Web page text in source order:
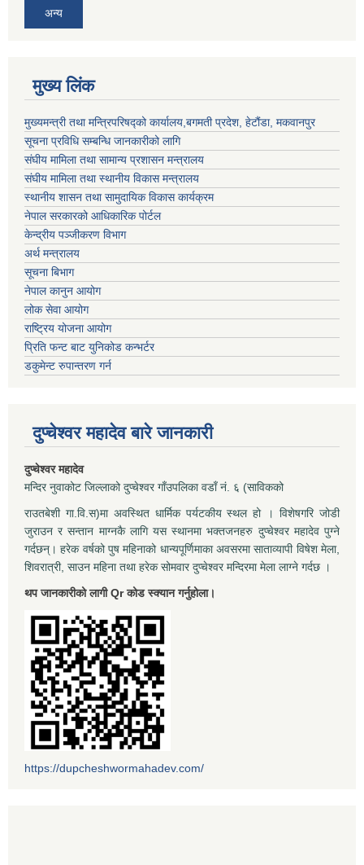
अन्य
मुख्य लिंक
मुख्यमन्त्री तथा मन्त्रिपरिषद्को कार्यालय,बगमती प्रदेश, हेटौंडा, मकवानपुर
सूचना प्रविधि सम्बन्धि जानकारीको लागि
संघीय मामिला तथा सामान्य प्रशासन मन्त्रालय
संघीय मामिला तथा स्थानीय विकास मन्त्रालय
स्थानीय शासन तथा सामुदायिक विकास कार्यक्रम
नेपाल सरकारको आधिकारिक पोर्टल
केन्द्रीय पञ्जीकरण विभाग
अर्थ मन्त्रालय
सूचना बिभाग
नेपाल कानुन आयोग
लोक सेवा आयोग
राष्ट्रिय योजना आयोग
प्रिति फन्ट बाट युनिकोड कन्भर्टर
डकुमेन्ट रुपान्तरण गर्न
दुप्चेश्वर महादेव बारे जानकारी
दुप्चेश्वर महादेव
मन्दिर नुवाकोट जिल्लाको दुप्चेश्वर गाँउपलिका वडाँ नं. ६ (साविकको
राउतबेशी गा.वि.स)मा अवस्थित धार्मिक पर्यटकीय स्थल हो । विशेषगरि जोडी
जुराउन र सन्तान माग्नकै लागि यस स्थानमा भक्तजनहरु दुप्चेश्वर महादेव पुग्ने
गर्दछन्। हरेक वर्षको पुष महिनाको धान्यपूर्णिमाका अवसरमा साताव्यापी विषेश मेला,
शिवरात्री, साउन महिना तथा हरेक सोमवार दुप्चेश्वर मन्दिरमा मेला लाग्ने गर्दछ ।
थप जानकारीको लागी Qr कोड स्क्यान गर्नुहोला।
https://dupcheshwormahadev.com/